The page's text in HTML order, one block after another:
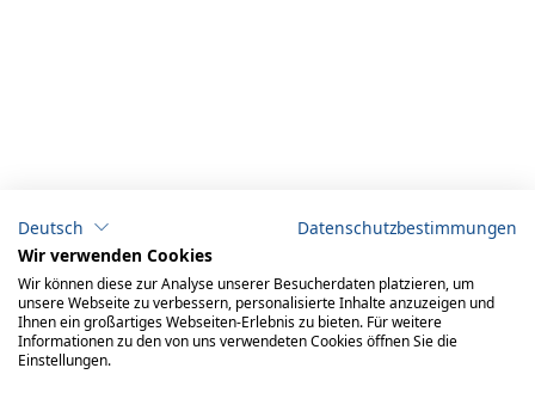
Deutsch
Datenschutzbestimmungen
Wir verwenden Cookies
Wir können diese zur Analyse unserer Besucherdaten platzieren, um
unsere Webseite zu verbessern, personalisierte Inhalte anzuzeigen und
Ihnen ein großartiges Webseiten-Erlebnis zu bieten. Für weitere
Informationen zu den von uns verwendeten Cookies öffnen Sie die
Einstellungen.